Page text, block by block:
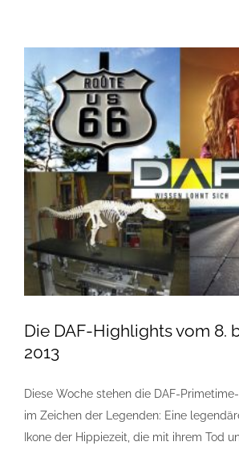
Die DAF-Highlights vom 8.
2013
Diese Woche stehen die DAF-
im Zeichen der Legenden: Eine
Ikone der Hippiezeit, die mit ihrem Tod